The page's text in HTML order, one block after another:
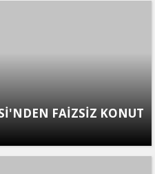
FAİZSİZ KONUT